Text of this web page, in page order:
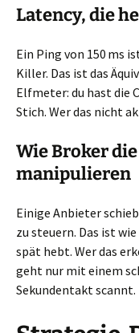
Latency, die
Ein Ping von 150 ms
Killer. Das ist das
Elfmeter: du hast die
Stich. Wer das nicht
Wie Broker
manipulieren
Einige Anbieter
zu steuern. Das ist
spät hebt. Wer das
geht nur mit einem
Sekundentakt scannt.